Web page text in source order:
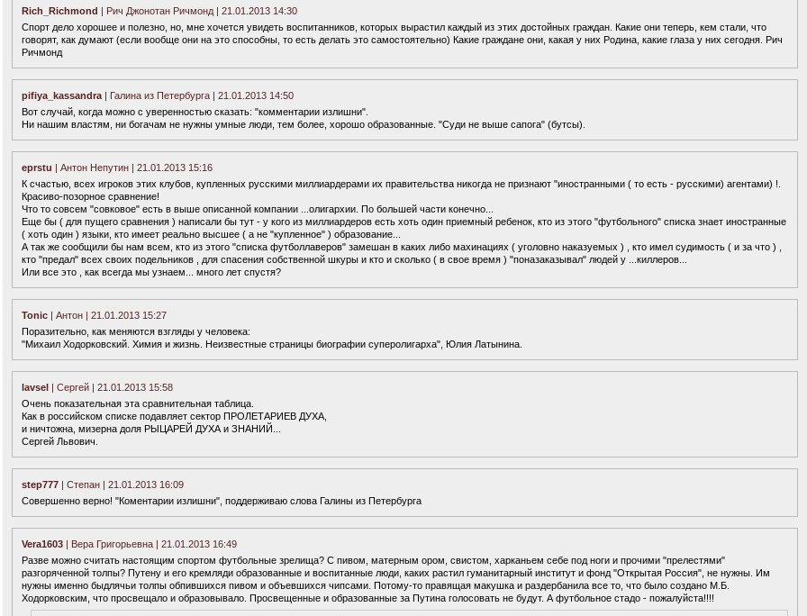
Rich_Richmond | Рич Джонотан Ричмонд | 21.01.2013 14:30
Спорт дело хорошее и полезно, но, мне хочется увидеть воспитанников, которых вырастил каждый из этих достойных граждан. Какие они теперь, кем стали, что
говорят, как думают (если вообще они на это способны, то есть делать это самостоятельно) Какие граждане они, какая у них Родина, какие глаза у них сегодня. Рич
Ричмонд
pifiya_kassandra | Галина из Петербурга | 21.01.2013 14:50
Вот случай, когда можно с уверенностью сказать: "комментарии излишни".
Ни нашим властям, ни богачам не нужны умные люди, тем более, хорошо образованные. "Суди не выше сапога" (бутсы).
eprstu | Антон Непутин | 21.01.2013 15:16
К счастью, всех игроков этих клубов, купленных русскими миллиардерами их правительства никогда не признают "иностранными ( то есть - русскими) агентами) !.
Красиво-позорное сравнение!
Что то совсем "совковое" есть в выше описанной компании ...олигархии. По большей части конечно...
Еще бы ( для пущего сравнения ) написали бы тут - у кого из миллиардеров есть хоть один приемный ребенок, кто из этого "футбольного" списка знает иностранные
( хоть один ) языки, кто имеет реально высшее ( а не "купленное" ) образование...
А так же сообщили бы нам всем, кто из этого "списка футболлаверов" замешан в каких либо махинациях ( уголовно наказуемых ) , кто имел судимость ( и за что ) ,
кто "предал" всех своих подельников , для спасения собственной шкуры и кто и сколько ( в свое время ) "поназаказывал" людей у ...киллеров...
Или все это , как всегда мы узнаем... много лет спустя?
Tonic | Антон | 21.01.2013 15:27
Поразительно, как меняются взгляды у человека:
"Михаил Ходорковский. Химия и жизнь. Неизвестные страницы биографии суперолигарха", Юлия Латынина.
lavsel | Сергей | 21.01.2013 15:58
Очень показательная эта сравнительная таблица.
Как в российском списке подавляет сектор ПРОЛЕТАРИЕВ ДУХА,
и ничтожна, мизерна доля РЫЦАРЕЙ ДУХА и ЗНАНИЙ...
Сергей Львович.
step777 | Степан | 21.01.2013 16:09
Совершенно верно! "Коментарии излишни", поддерживаю слова Галины из Петербурга
Vera1603 | Вера Григорьевна | 21.01.2013 16:49
Разве можно считать настоящим спортом футбольные зрелища? С пивом, матерным ором, свистом, харканьем себе под ноги и прочими "прелестями"
разгоряченной толпы? Путену и его кремляди образованные и воспитанные люди, каких растил гуманитарный институт и фонд "Открытая Россия", не нужны. Им
нужны именно быдлячьи толпы обпившихся пивом и объевшихся чипсами. Потому-то правящая макушка и раздербанила все то, что было создано М.Б.
Ходорковским, что просвещало и образовывало. Просвещенные и образованные за Путина голосовать не будут. А футбольное стадо - пожалуйста!!!!